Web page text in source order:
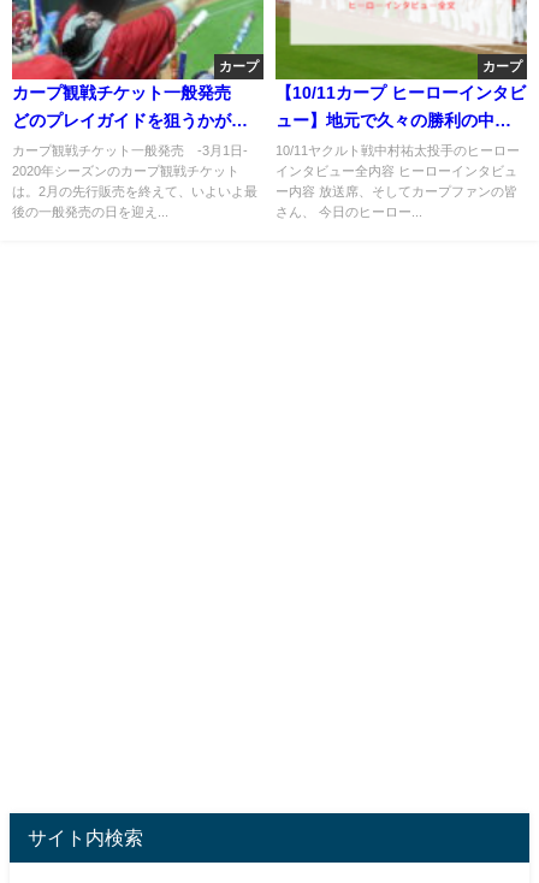
カープ
カープ観戦チケット一般発売
どのプレイガイドを狙うかが勝
負の分かれ目(イープラス・ロー
チケ・チケットぴあ)
カープ観戦チケット一般発売 -3月1日-
2020年シーズンのカープ観戦チケット
は。2月の先行販売を終えて、いよいよ最
後の一般発売の日を迎え...
カープ
【10/11カープ ヒーローインタビ
ュー】地元で久々の勝利の中村
祐太投手
10/11ヤクルト戦中村祐太投手のヒーロー
インタビュー全内容 ヒーローインタビュ
ー内容 放送席、そしてカープファンの皆
さん、 今日のヒーロー...
サイト内検索